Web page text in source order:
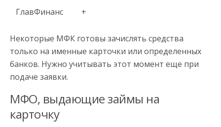
ГлавФинанс +
Некоторые МФК готовы зачислять средства
только на именные карточки или определенных
банков. Нужно учитывать этот момент еще при
подаче заявки.
МФО, выдающие займы на
карточку